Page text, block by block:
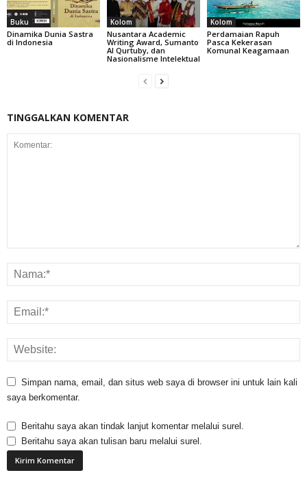
Buku
Dinamika Dunia Sastra
di Indonesia
Kolom
Nusantara Academic
Writing Award, Sumanto
Al Qurtuby, dan
Nasionalisme Intelektual
Kolom
Perdamaian Rapuh
Pasca Kekerasan
Komunal Keagamaan
TINGGALKAN KOMENTAR
Simpan nama, email, dan situs web saya di browser ini untuk lain kali
saya berkomentar.
Beritahu saya akan tindak lanjut komentar melalui surel.
Beritahu saya akan tulisan baru melalui surel.